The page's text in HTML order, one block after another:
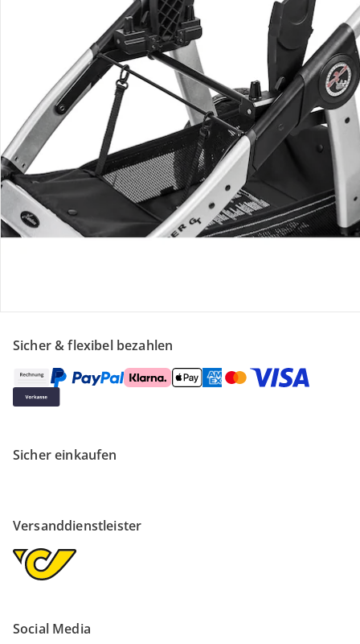
Retoure & Reklamation
Gutscheine & Aktionen
Kontakt & Service
Filialen & Beratung
Sicher & flexibel bezahlen
Sicher einkaufen
Versanddienstleister
Social Media